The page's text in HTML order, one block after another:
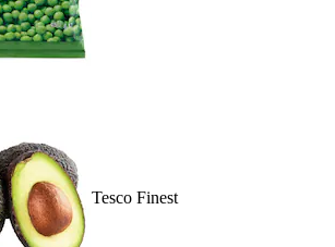
Tesco Finest